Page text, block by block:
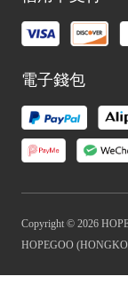
電子錢包
Copyright © 2026
HOPEGOO